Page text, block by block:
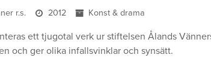
r.s. 2012 Konst & drama
ett tjugotal verk ur stiftelsen Ålands
och ger olika infallsvinklar och synsätt.